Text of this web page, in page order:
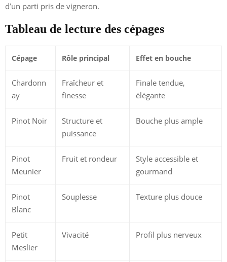
d’un parti pris de vigneron.
Tableau de lecture des cépages
Cépage Rôle principal Effet en bouche
Chardonn
ay
Fraîcheur et
finesse
Finale tendue,
élégante
Pinot Noir
Structure et
puissance
Bouche plus ample
Pinot
Meunier
Fruit et rondeur
Style accessible et
gourmand
Pinot
Blanc
Souplesse Texture plus douce
Petit
Meslier
Vivacité Profil plus nerveux